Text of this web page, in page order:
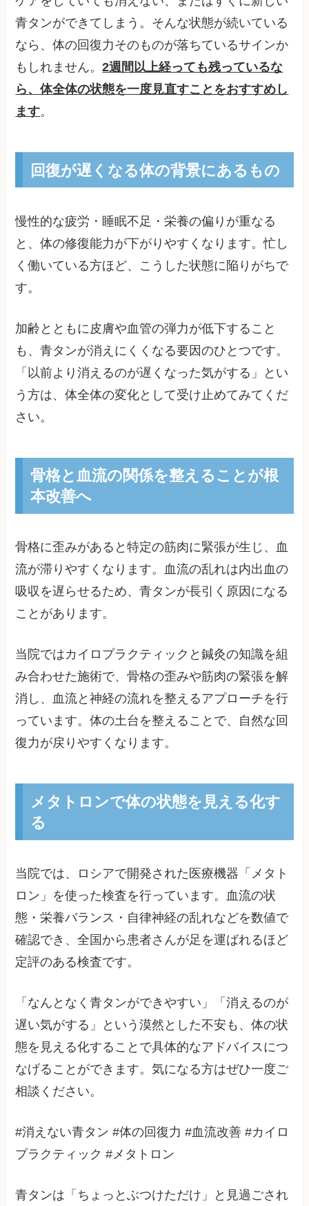
青タンができてしまう。そんな状態が続いている
なら、体の回復力そのものが落ちているサインか
もしれません。2週間以上経っても残っているな
ら、体全体の状態を一度見直すことをおすすめし
ます。
回復が遅くなる体の背景にあるもの
慢性的な疲労・睡眠不足・栄養の偏りが重なる
と、体の修復能力が下がりやすくなります。忙し
く働いている方ほど、こうした状態に陥りがちで
す。
加齢とともに皮膚や血管の弾力が低下すること
も、青タンが消えにくくなる要因のひとつです。
「以前より消えるのが遅くなった気がする」とい
う方は、体全体の変化として受け止めてみてくだ
さい。
骨格と血流の関係を整えることが根
本改善へ
骨格に歪みがあると特定の筋肉に緊張が生じ、血
流が滞りやすくなります。血流の乱れは内出血の
吸収を遅らせるため、青タンが長引く原因になる
ことがあります。
当院ではカイロプラクティックと鍼灸の知識を組
み合わせた施術で、骨格の歪みや筋肉の緊張を解
消し、血流と神経の流れを整えるアプローチを行
っています。体の土台を整えることで、自然な回
復力が戻りやすくなります。
メタトロンで体の状態を見える化す
る
当院では、ロシアで開発された医療機器「メタト
ロン」を使った検査を行っています。血流の状
態・栄養バランス・自律神経の乱れなどを数値で
確認でき、全国から患者さんが足を運ばれるほど
定評のある検査です。
「なんとなく青タンができやすい」「消えるのが
遅い気がする」という漠然とした不安も、体の状
態を見える化することで具体的なアドバイスにつ
なげることができます。気になる方はぜひ一度ご
相談ください。
#消えない青タン #体の回復力 #血流改善 #カイロ
プラクティック #メタトロン
青タンは「ちょっとぶつけただけ」と見過ごされ